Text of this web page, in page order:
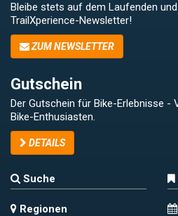
Bleibe stets auf dem Laufenden
TrailXperience-Newsletter!
ZUM NEWSLETTER
Gutschein
Der Gutschein für Bike-Erlebnisse
Bike-Enthusiasten.
DETAILS
Suche
Regionen